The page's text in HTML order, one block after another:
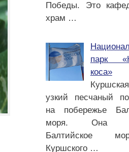
Победы. Это
храм …
парк
коса»
узкий песчаный
на побережье
моря. Она
Балтийское
Куршского …